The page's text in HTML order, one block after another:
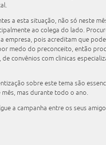
a esta situação, não só neste
ao colega do lado.
empresa, pois acreditam que
medo do preconceito, então
convênios com clinicas
sobre este tema são
mês, mas durante todo o ano.
a campanha entre os seus